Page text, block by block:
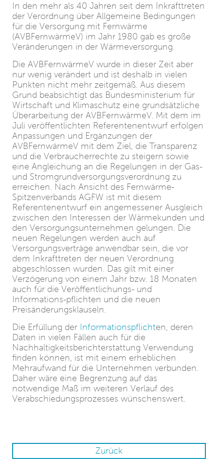
In den mehr als 40 Jahren seit dem Inkrafttreten
der Verordnung über Allgemeine Bedingungen
für die Versorgung mit Fernwärme
(AVBFernwärmeV) im Jahr 1980 gab es große
Veränderungen in der Wärmeversorgung.
Die AVBFernwärmeV wurde in dieser Zeit aber
nur wenig verändert und ist deshalb in vielen
Punkten nicht mehr zeitgemäß. Aus diesem
Grund beabsichtigt das Bundesministerium für
Wirtschaft und Klimaschutz eine grundsätzliche
Überarbeitung der AVBFernwärmeV. Mit dem im
Juli veröffentlichten Referentenentwurf erfolgen
Anpassungen und Ergänzungen der
AVBFernwärmeV mit dem Ziel, die Transparenz
und die Verbraucherrechte zu steigern sowie
eine Angleichung an die Regelungen in der Gas-
und Stromgrundversorgungsverordnung zu
erreichen. Nach Ansicht des Fernwärme-
Spitzenverbands AGFW ist mit diesem
Referentenentwurf ein angemessener Ausgleich
zwischen den Interessen der Wärmekunden und
den Versorgungsunternehmen gelungen. Die
neuen Regelungen werden auch auf
Versorgungsverträge anwendbar sein, die vor
dem Inkrafttreten der neuen Verordnung
abgeschlossen wurden. Das gilt mit einer
Verzögerung von einem Jahr bzw. 18 Monaten
auch für die Veröffentlichungs- und
Informations-pflichten und die neuen
Preisänderungsklauseln.
Die Erfüllung der Informationspflichten, deren
Daten in vielen Fällen auch für die
Nachhaltigkeitsberichterstattung Verwendung
finden können, ist mit einem erheblichen
Mehraufwand für die Unternehmen verbunden.
Daher wäre eine Begrenzung auf das
notwendige Maß im weiteren Verlauf des
Verabschiedungsprozesses wünschenswert.
Zurück